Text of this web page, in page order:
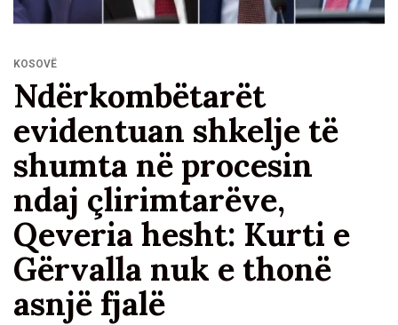
KOSOVË
Ndërkombëtarët
evidentuan shkelje të
shumta në procesin
ndaj çlirimtarëve,
Qeveria hesht: Kurti e
Gërvalla nuk e thonë
asnjë fjalë